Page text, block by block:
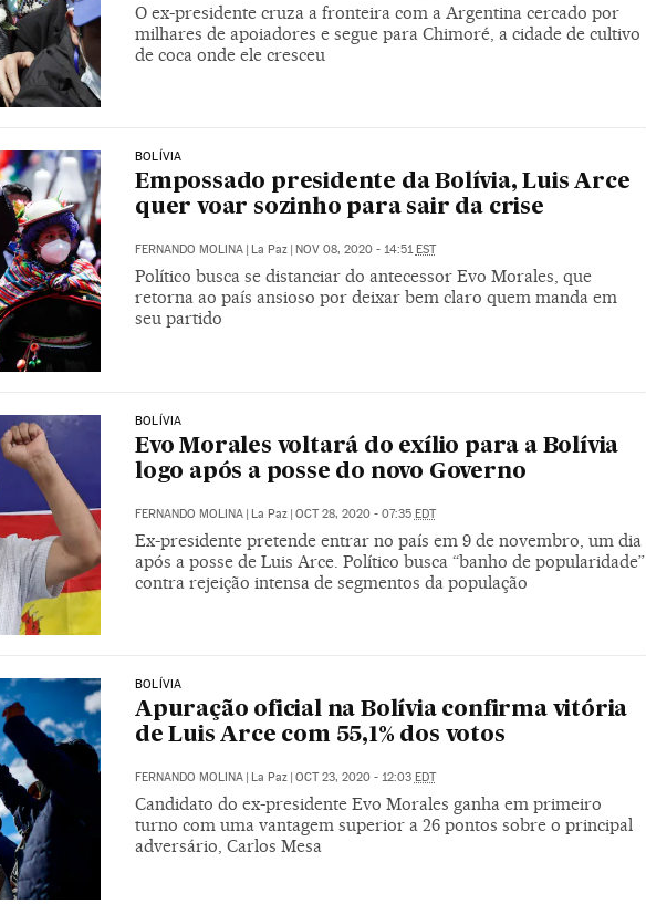
O ex-presidente cruza a fronteira com a Argentina cercado por
milhares de apoiadores e segue para Chimoré, a cidade de cultivo
de coca onde ele cresceu
BOLÍVIA
Empossado presidente da Bolívia, Luis Arce
quer voar sozinho para sair da crise
FERNANDO MOLINA La Paz NOV 08, 2020 - 14:51 EST
Político busca se distanciar do antecessor Evo Morales, que
retorna ao país ansioso por deixar bem claro quem manda em
seu partido
BOLÍVIA
Evo Morales voltará do exílio para a Bolívia
logo após a posse do novo Governo
FERNANDO MOLINA | La Paz | OCT 28, 2020 - 07:35 EDT
Ex-presidente pretende entrar no país em 9 de novembro, um dia
após a posse de Luis Arce. Político busca “banho de popularidade”
contra rejeição intensa de segmentos da população
BOLÍVIA
Apuração oficial na Bolívia confirma vitória
de Luis Arce com 55,1% dos votos
FERNANDO MOLINA | La Paz | OCT 23, 2020 - 12:03 EDT
Candidato do ex-presidente Evo Morales ganha em primeiro
turno com uma vantagem superior a 26 pontos sobre o principal
adversário, Carlos Mesa